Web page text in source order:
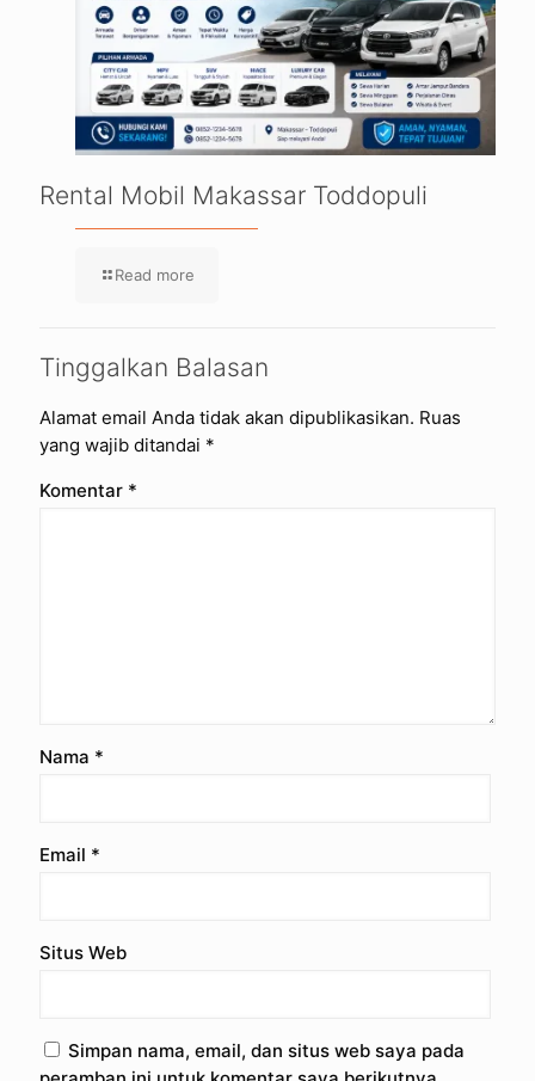
Rental Mobil Makassar Toddopuli
Read more
Tinggalkan Balasan
Alamat email Anda tidak akan dipublikasikan. Ruas
yang wajib ditandai *
Komentar *
Nama *
Email *
Situs Web
Simpan nama, email, dan situs web saya pada